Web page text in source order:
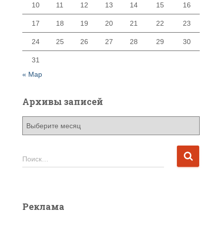
10 11 12 13 14 15 16
17 18 19 20 21 22 23
24 25 26 27 28 29 30
31
« Мар
Архивы записей
п
Н
а
:
Поиск…
Реклама